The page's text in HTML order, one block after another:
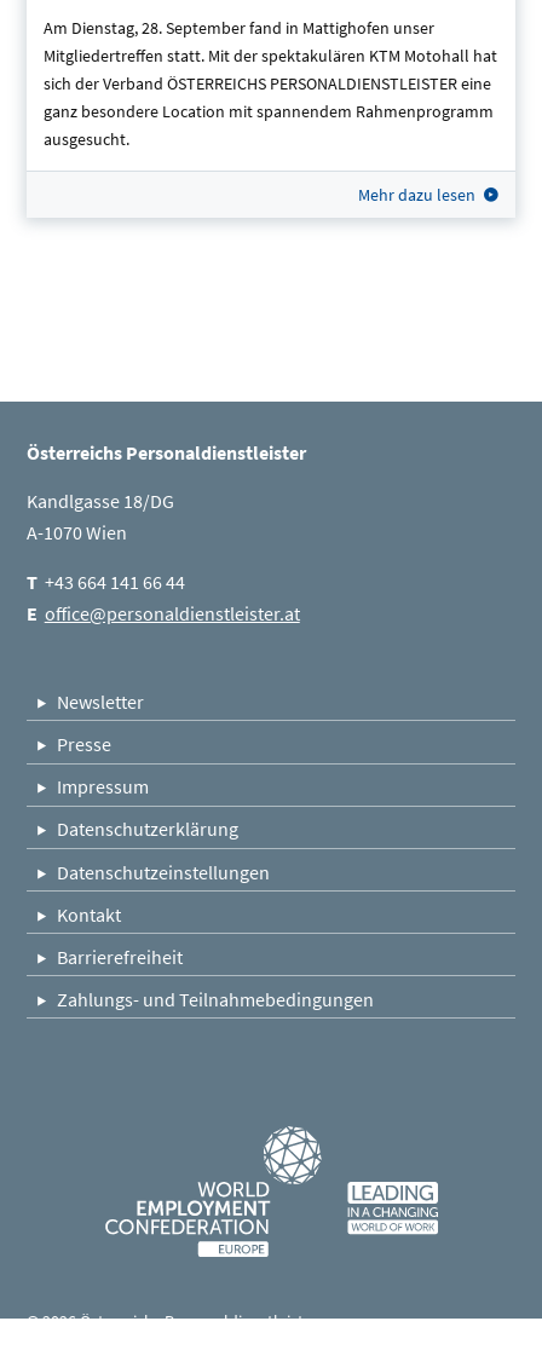
Am Dienstag, 28. September fand in Mattighofen unser
Mitgliedertreffen statt. Mit der spektakulären KTM Motohall hat
sich der Verband ÖSTERREICHS PERSONALDIENSTLEISTER eine
ganz besondere Location mit spannendem Rahmenprogramm
ausgesucht.
Mehr dazu lesen
Österreichs Personaldienstleister
Kandlgasse 18/DG
A-1070 Wien
T+43 664 141 66 44
E office@personaldienstleister.at
Newsletter
Presse
Impressum
Datenschutzerklärung
Datenschutzeinstellungen
Kontakt
Barrierefreiheit
Zahlungs- und Teilnahmebedingungen
Fußleistennavigation
© 2026 Österreichs Personaldienstleister